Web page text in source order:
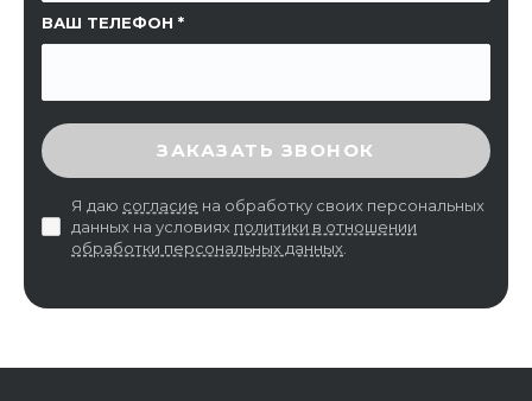
ВАШ ТЕЛЕФОН
ВВЕДИТЕ ПРОВЕРОЧНЫЙ КОД
ЗАКАЗАТЬ ЗВОНОК
Я даю согласие на обработку своих персональных
данных на условиях политики в отношении
обработки персональных данных.